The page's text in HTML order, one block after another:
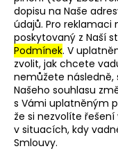
dopisu na Naše
údajů. Pro
poskytovaný z Naší
Podmínek. V
zvolit, jak chcete
nemůžete následně,
Našeho souhlasu
s Vámi uplatněným
že si nezvolíte
v situacích, kdy
Smlouvy.